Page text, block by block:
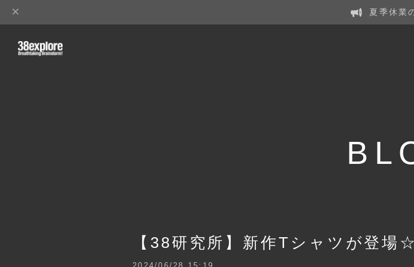
夏季休業
【38研究所】新作Tシャツが登場☆